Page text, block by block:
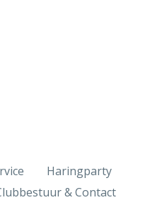
Haringparty
& Contact